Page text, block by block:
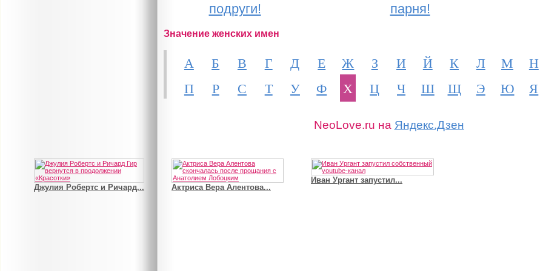
подруги! парня!
Значение женских имен
А Б В Г Д Е Ж З И Й К Л М
Н
П
Р С Т У Ф Х Ц Ч Ш Щ Э Ю Я
NeoLove.ru на Яндекс.Дзен
Джулия Робертс и Ричард... Актриса Вера Алентова...
Иван Ургант запустил...